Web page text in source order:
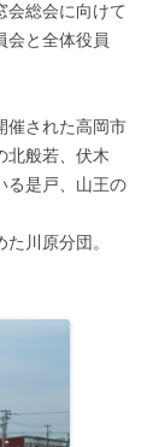
総会に向けて
会と全体役員
された高岡市
北般若、伏木
る是戸、山王の
川原分団。